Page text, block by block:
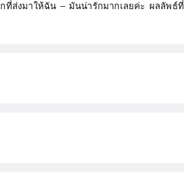
ที่ส่งมาให้ฉัน – มันน่ารักมากเลยค่ะ ผลลัพธ์ที่